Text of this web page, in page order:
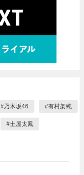
#乃木坂46 #有村架純
#土屋太鳳